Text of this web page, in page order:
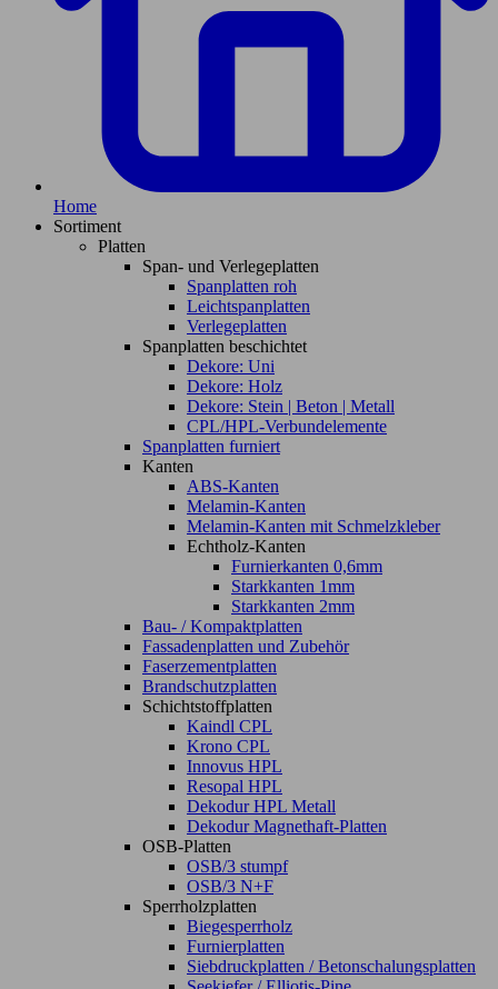
Home
Sortiment
Platten
Span- und Verlegeplatten
Spanplatten roh
Leichtspanplatten
Verlegeplatten
Spanplatten beschichtet
Dekore: Uni
Dekore: Holz
Dekore: Stein | Beton | Metall
CPL/HPL-Verbundelemente
Spanplatten furniert
Kanten
ABS-Kanten
Melamin-Kanten
Melamin-Kanten mit Schmelzkleber
Echtholz-Kanten
Furnierkanten 0,6mm
Starkkanten 1mm
Starkkanten 2mm
Bau- / Kompaktplatten
Fassadenplatten und Zubehör
Faserzementplatten
Brandschutzplatten
Schichtstoffplatten
Kaindl CPL
Krono CPL
Innovus HPL
Resopal HPL
Dekodur HPL Metall
Dekodur Magnethaft-Platten
OSB-Platten
OSB/3 stumpf
OSB/3 N+F
Sperrholzplatten
Biegesperrholz
Furnierplatten
Siebdruckplatten / Betonschalungsplatten